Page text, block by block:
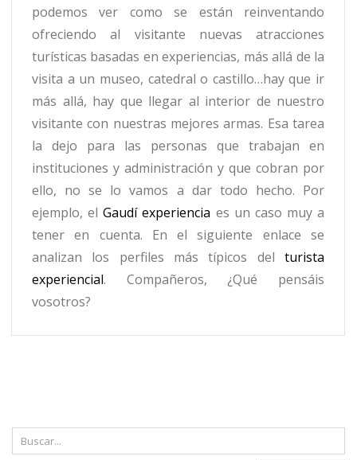
podemos ver como se están reinventando
ofreciendo al visitante nuevas atracciones
turísticas basadas en experiencias, más allá de la
visita a un museo, catedral o castillo…hay que ir
más allá, hay que llegar al interior de nuestro
visitante con nuestras mejores armas. Esa tarea
la dejo para las personas que trabajan en
instituciones y administración y que cobran por
ello, no se lo vamos a dar todo hecho. Por
ejemplo, elGaudí experiencia es un caso muy a
tener en cuenta. En el siguiente enlace se
analizan los perfiles más típicos del turista
experiencial. Compañeros, ¿Qué pensáis
vosotros?